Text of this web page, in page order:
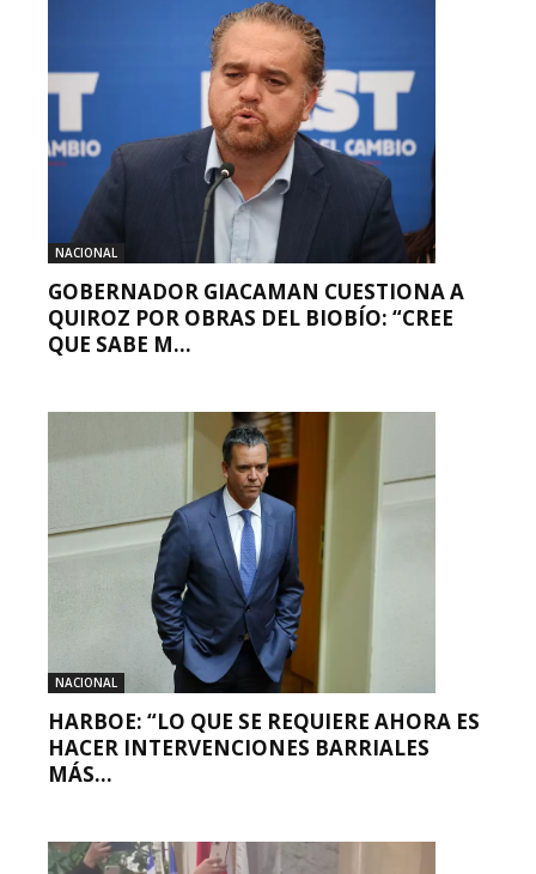
NACIONAL
GOBERNADOR GIACAMAN CUESTIONA A
QUIROZ POR OBRAS DEL BIOBÍO: “CREE
QUE SABE M...
NACIONAL
HARBOE: “LO QUE SE REQUIERE AHORA ES
HACER INTERVENCIONES BARRIALES
MÁS...